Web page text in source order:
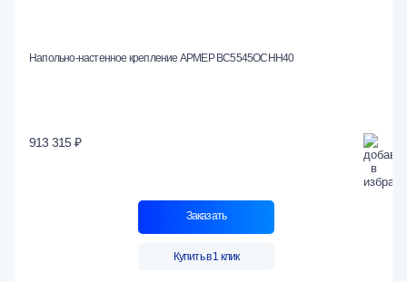
Напольно-настенное крепление АРМЕР ВС5545ОСНН40
913 315 ₽
Заказать
Купить в 1 клик